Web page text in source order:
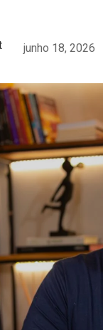
junho 18, 2026